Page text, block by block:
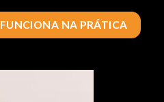
NA PRÁTICA